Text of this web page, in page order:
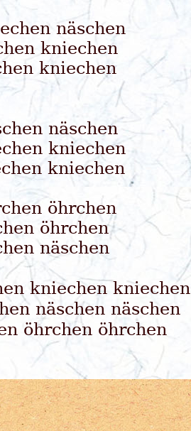
näschen
kniechen
kniechen
näschen
kniechen
kniechen
öhrchen
öhrchen
näschen
kniechen kniechen
näschen näschen
öhrchen öhrchen